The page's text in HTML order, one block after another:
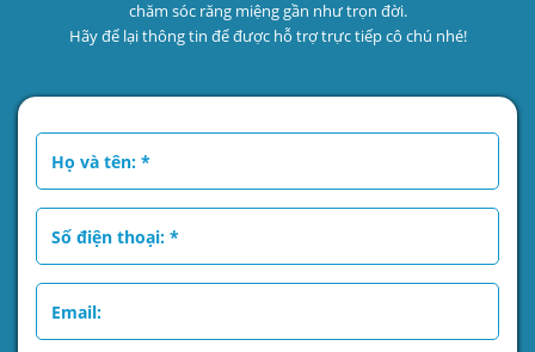
chăm sóc răng miệng gần như trọn đời.
Hãy để lại thông tin để được hỗ trợ trực tiếp cô chú nhé!